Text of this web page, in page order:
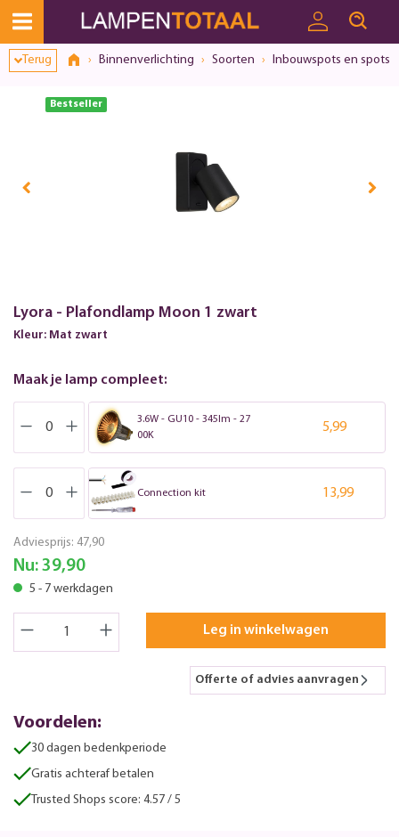
Terug Binnenverlichting Soorten Inbouwspots en spots
Bestseller
Lyora - Plafondlamp Moon 1 zwart
Kleur: Mat zwart
Maak je lamp compleet:
3.6W - GU10 - 345lm - 27
00K
5,99
Connection kit 13,99
Adviesprijs: 47,90
Nu: 39,90
5 - 7 werkdagen
Leg in winkelwagen
Offerte of advies aanvragen
Voordelen:
30 dagen bedenkperiode
Gratis achteraf betalen
Trusted Shops score: 4.57 / 5
Toestemmingsvenster geopend